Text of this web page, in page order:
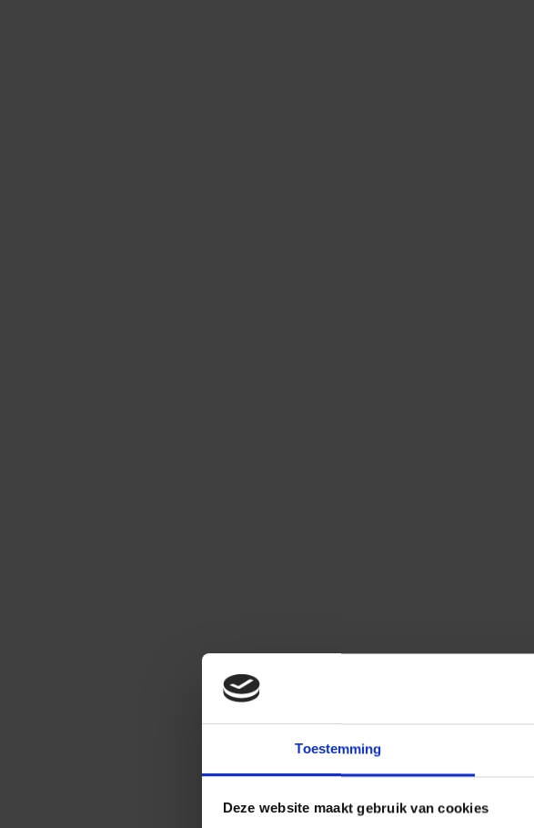
Toestemming
Deze website maakt gebruik van cookies